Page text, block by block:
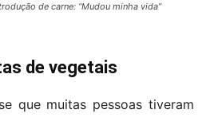
de carne: “Mudou minha vida”
de vegetais
que muitas pessoas tiveram